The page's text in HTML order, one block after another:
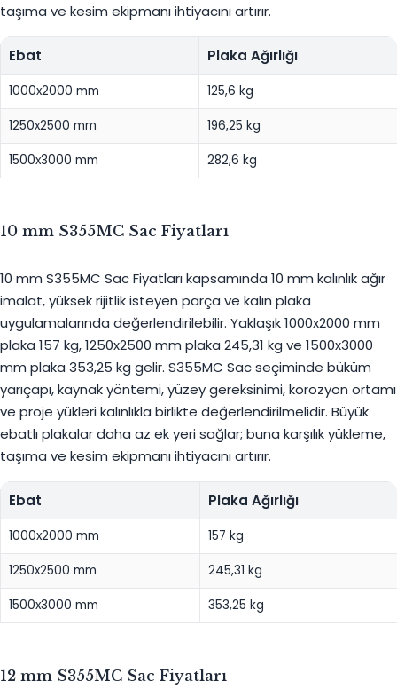
taşıma ve kesim ekipmanı ihtiyacını artırır.
Ebat Plaka Ağırlığı
1000x2000 mm 125,6 kg
1250x2500 mm 196,25 kg
1500x3000 mm 282,6 kg
10 mm S355MC Sac Fiyatları
10 mm S355MC Sac Fiyatları kapsamında 10 mm kalınlık ağır
imalat, yüksek rijitlik isteyen parça ve kalın plaka
uygulamalarında değerlendirilebilir. Yaklaşık 1000x2000 mm
plaka 157 kg, 1250x2500 mm plaka 245,31 kg ve 1500x3000
mm plaka 353,25 kg gelir. S355MC Sac seçiminde büküm
yarıçapı, kaynak yöntemi, yüzey gereksinimi, korozyon ortamı
ve proje yükleri kalınlıkla birlikte değerlendirilmelidir. Büyük
ebatlı plakalar daha az ek yeri sağlar; buna karşılık yükleme,
taşıma ve kesim ekipmanı ihtiyacını artırır.
Ebat Plaka Ağırlığı
1000x2000 mm 157 kg
1250x2500 mm 245,31 kg
1500x3000 mm 353,25 kg
12 mm S355MC Sac Fiyatları